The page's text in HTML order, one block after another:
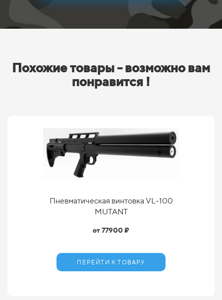
Похожие товары - возможно вам
понравится !
Пневматическая винтовка VL-100
MUTANT
от 77900 ₽
ПЕРЕЙТИ К ТОВАРУ